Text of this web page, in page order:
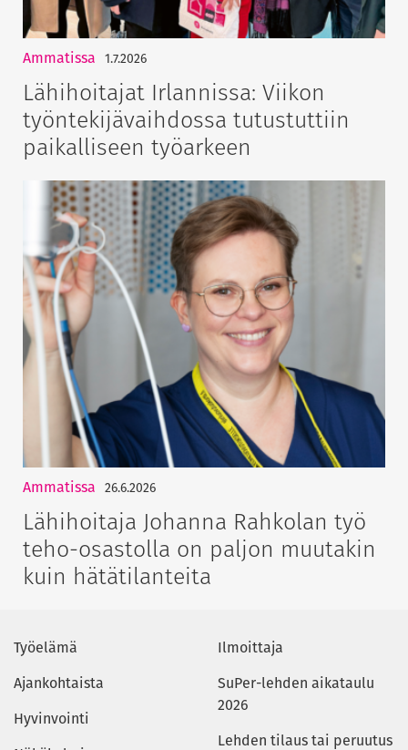
Ammatissa 1.7.2026
Lähihoitajat Irlannissa: Viikon
työntekijävaihdossa tutustuttiin
paikalliseen työarkeen
Ammatissa 26.6.2026
Lähihoitaja Johanna Rahkolan työ
teho-osastolla on paljon muutakin
kuin hätätilanteita
Työelämä
Ajankohtaista
Hyvinvointi
Ilmoittaja
SuPer-lehden aikataulu
2026
Lehden tilaus tai peruutus